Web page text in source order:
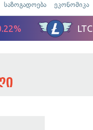
საზოგადოება ეკონომიკა